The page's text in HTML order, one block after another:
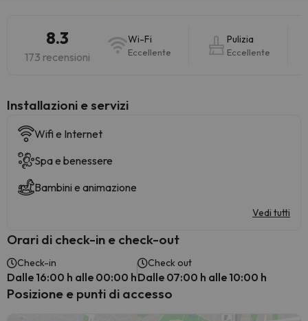
8.3
173 recensioni
Wi-Fi
Eccellente
Pulizia
Eccellente
Installazioni e servizi
Wifi e Internet
Spa e benessere
Bambini e animazione
Vedi tutti
Orari di check-in e check-out
Check-in
Dalle 16:00 h alle 00:00 h
Check out
Dalle 07:00 h alle 10:00 h
Posizione e punti di accesso